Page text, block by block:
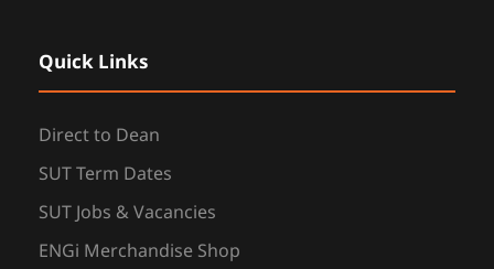
Quick Links
Direct to Dean
SUT Term Dates
SUT Jobs & Vacancies
ENGi Merchandise Shop